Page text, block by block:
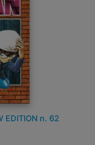
EDITION n. 62